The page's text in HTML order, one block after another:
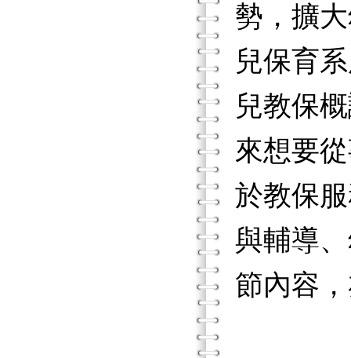
勢，擴
兒保育
兒教保
來想要
於教保
與輔導
節內容